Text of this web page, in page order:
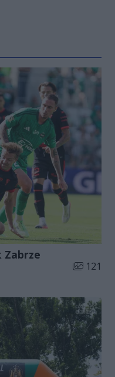
Zabrze
Liczba
121